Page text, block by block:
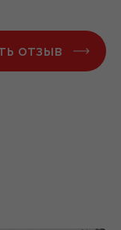
отзыв